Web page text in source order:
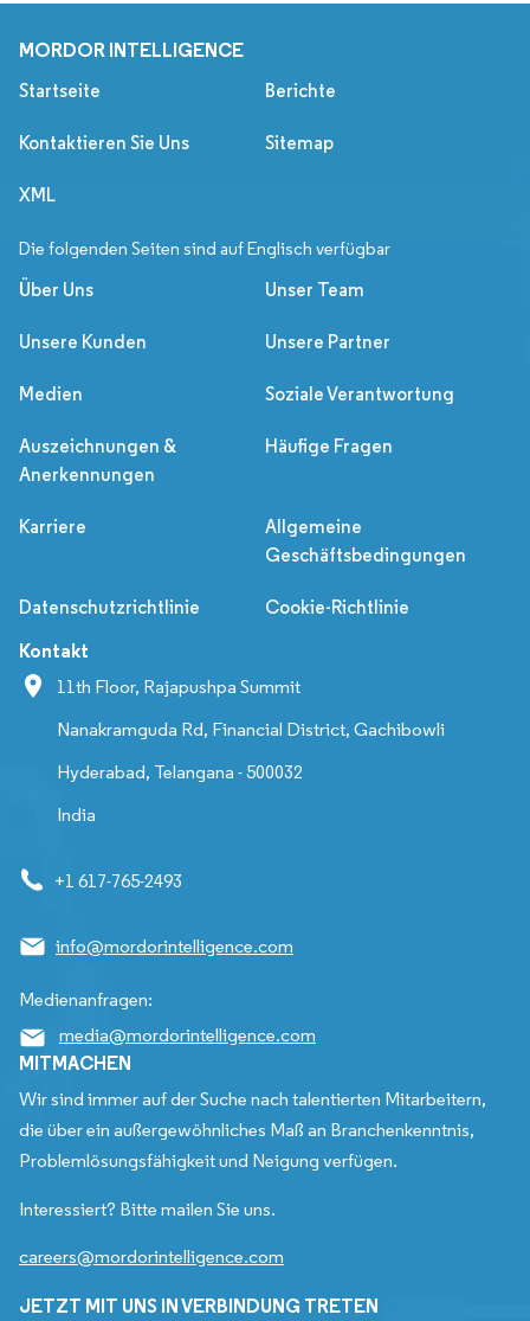
MORDOR INTELLIGENCE
Startseite Berichte
Kontaktieren Sie Uns Sitemap
XML
Die folgenden Seiten sind auf Englisch verfügbar
Über Uns Unser Team
Unsere Kunden Unsere Partner
Medien Soziale Verantwortung
Auszeichnungen &
Anerkennungen
Häufige Fragen
Karriere
Allgemeine
Geschäftsbedingungen
Datenschutzrichtlinie Cookie-Richtlinie
Kontakt
11th Floor, Rajapushpa Summit
Nanakramguda Rd, Financial District, Gachibowli
Hyderabad, Telangana - 500032
India
+1 617-765-2493
info@mordorintelligence.com
Medienanfragen:
media@mordorintelligence.com
MITMACHEN
Wir sind immer auf der Suche nach talentierten Mitarbeitern,
die über ein außergewöhnliches Maß an Branchenkenntnis,
Problemlösungsfähigkeit und Neigung verfügen.
Interessiert? Bitte mailen Sie uns.
careers@mordorintelligence.com
JETZT MIT UNS IN VERBINDUNG TRETEN